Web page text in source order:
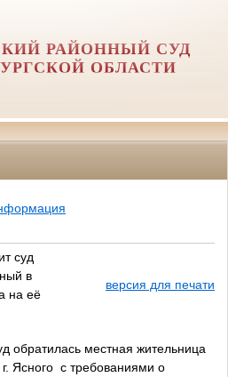
РАЙОННЫЙ СУД
ОБЛАСТИ
суд
в
на её
версия для печати
обратилась местная жительница
Ясного с требованиями о